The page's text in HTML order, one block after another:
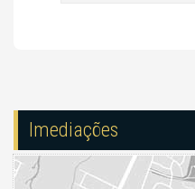
Imediações